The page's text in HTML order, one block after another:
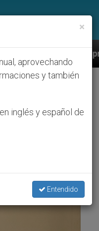
ante caso de
×
aprovechando
y también
inglés y español de
Entendido